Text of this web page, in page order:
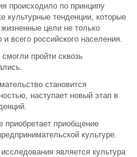
происходило по принципу
культурные тенденции, которые
цели не только
всего российского населения.
пройти сквозь
становится
наступает новый этап в
приобретает приобщение
культуре.
является культура